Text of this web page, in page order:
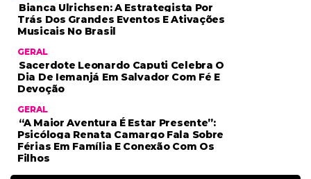
Bianca Ulrichsen: A Estrategista Por
Trás Dos Grandes Eventos E Ativações
Musicais No Brasil
GERAL
Sacerdote Leonardo Caputi Celebra O
Dia De Iemanjá Em Salvador Com Fé E
Devoção
GERAL
“A Maior Aventura É Estar Presente”:
Psicóloga Renata Camargo Fala Sobre
Férias Em Família E Conexão Com Os
Filhos